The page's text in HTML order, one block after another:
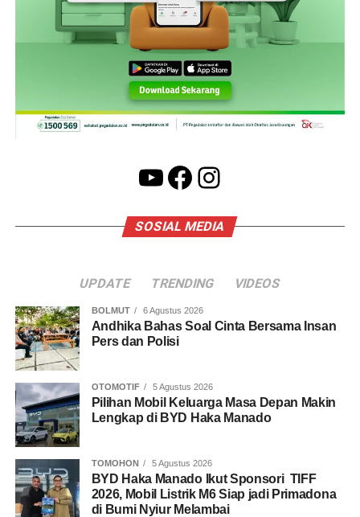
YouTube
Facebook
Instagram
SOSIAL MEDIA
UPDATE TRENDING VIDEOS
BOLMUT 6 Agustus 2026
Andhika Bahas Soal Cinta Bersama Insan
Pers dan Polisi
OTOMOTIF 5 Agustus 2026
Pilihan Mobil Keluarga Masa Depan Makin
Lengkap di BYD Haka Manado
TOMOHON 5 Agustus 2026
BYD Haka Manado Ikut Sponsori TIFF
2026, Mobil Listrik M6 Siap jadi Primadona
di Bumi Nyiur Melambai